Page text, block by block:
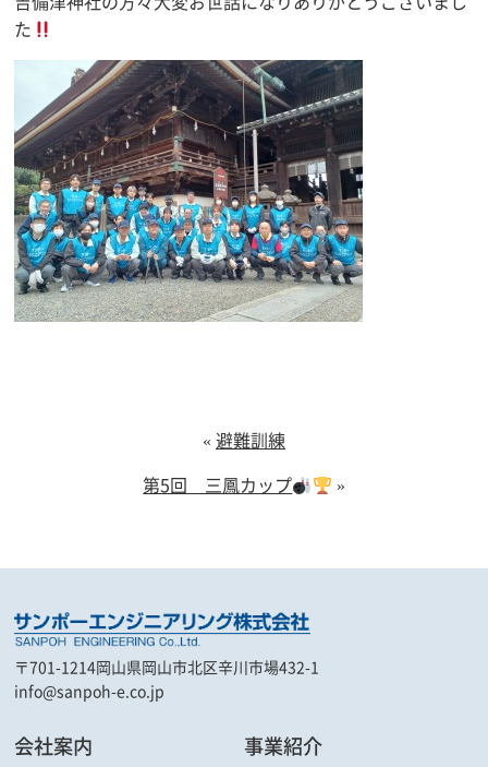
た
« 避難訓練
第5回 三鳳カップ
»
〒701-1214岡山県岡山市北区辛川市場432-1
info@sanpoh-e.co.jp
会社案内 事業紹介